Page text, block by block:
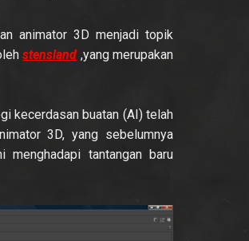
animator 3D menjadi topik
stensland ,yang merupakan
kecerdasan buatan (AI) telah
3D, yang sebelumnya
menghadapi tantangan baru